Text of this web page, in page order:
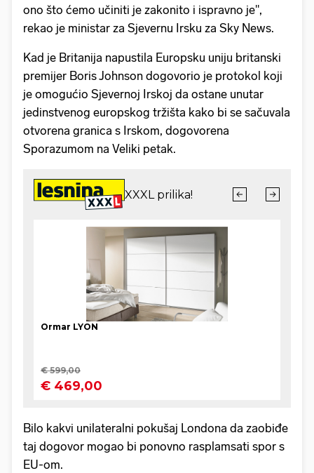
ono što ćemo učiniti je zakonito i ispravno je",
rekao je ministar za Sjevernu Irsku za Sky News.
Kad je Britanija napustila Europsku uniju britanski
premijer Boris Johnson dogovorio je protokol koji
je omogućio Sjevernoj Irskoj da ostane unutar
jedinstvenog europskog tržišta kako bi se sačuvala
otvorena granica s Irskom, dogovorena
Sporazumom na Veliki petak.
Bilo kakvi unilateralni pokušaj Londona da zaobiđe
taj dogovor mogao bi ponovno rasplamsati spor s
EU-om.